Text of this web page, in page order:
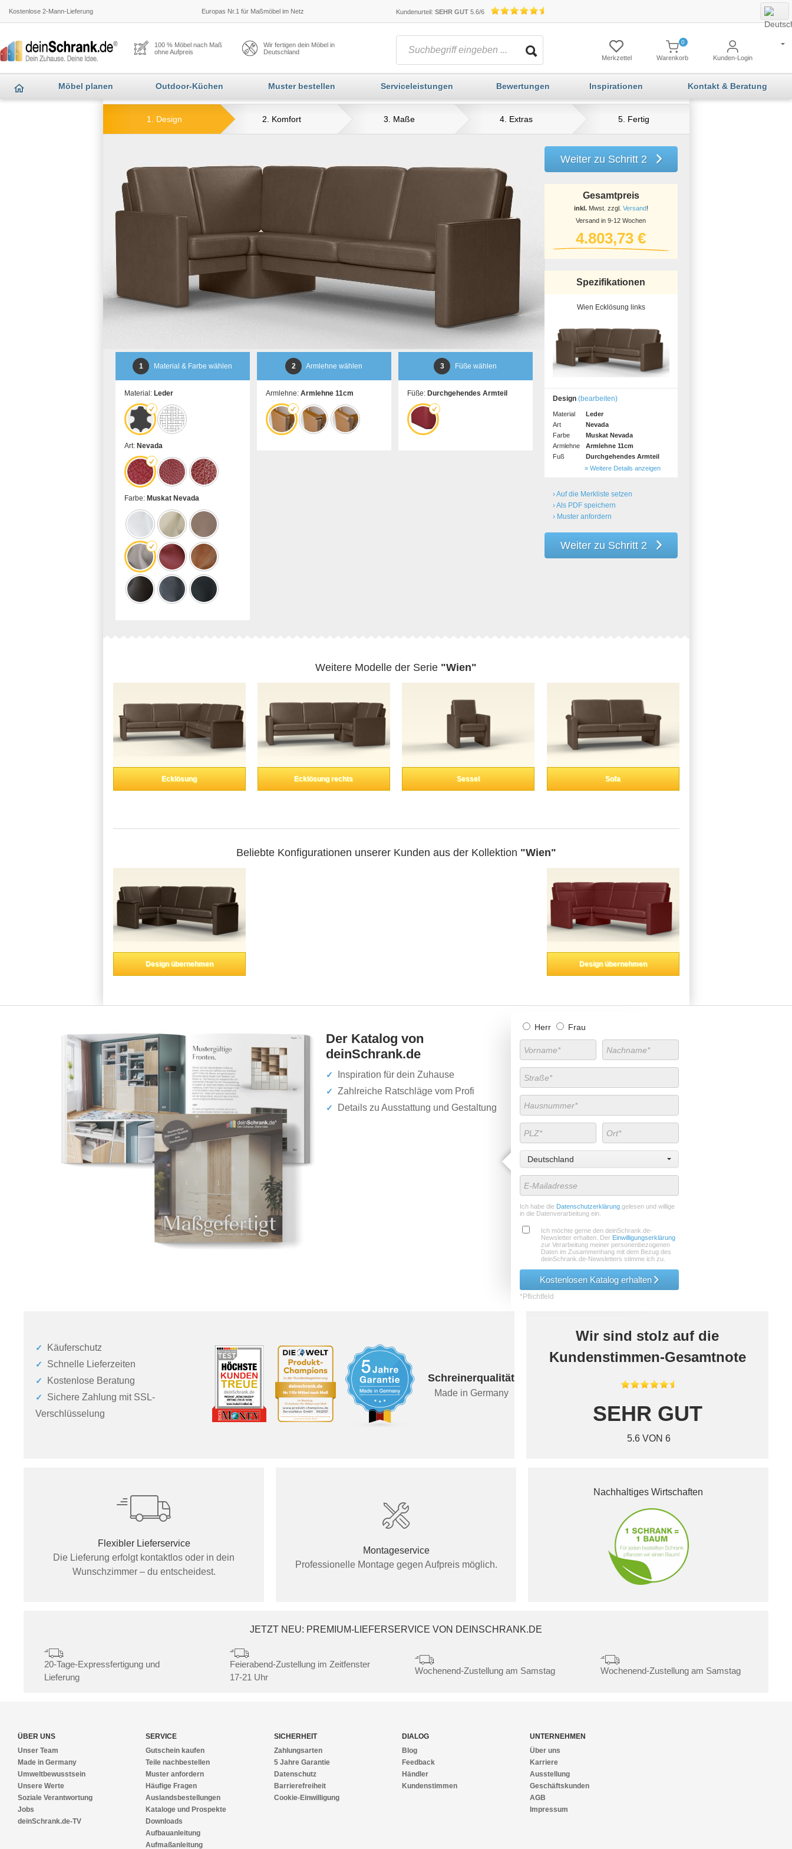
Kostenlose 2-Mann-Lieferung Europas Nr.1 für Maßmöbel im Netz Kundenurteil: SEHR GUT 5.6/6
100 % Möbel nach Maß
ohne Aufpreis
Wir fertigen dein Möbel in
Deutschland
Merkzettel
Warenkorb
0
Kunden-Login
Möbel planen Outdoor-Küchen Muster bestellen Serviceleistungen Bewertungen Inspirationen Kontakt & Beratung
5. Fertig
4. Extras
3. Maße
2. Komfort
1. Design
1 Material & Farbe wählen
Material: Leder
Art: Nevada
Farbe: Muskat Nevada
2 Armlehne wählen
Armlehne: Armlehne 11cm
3 Füße wählen
Füße: Durchgehendes Armteil
Weiter zu Schritt 2
Gesamtpreis
inkl.Mwst. zzgl. Versand!
Versand in 9-12 Wochen
4.803,73 €
Spezifikationen
Wien Ecklösung links
Design (bearbeiten)
Material
Leder
Art
Nevada
Farbe
Muskat Nevada
Armlehne
Armlehne 11cm
Fuß
Durchgehendes Armteil
» Weitere Details anzeigen
› Auf die Merkliste setzen
› Als PDF speichern
› Muster anfordern
Weiter zu Schritt 2
Weitere Modelle der Serie "Wien"
Ecklösung Ecklösung rechts Sessel Sofa
Beliebte Konfigurationen unserer Kunden aus der Kollektion "Wien"
Design übernehmen Design übernehmen
Der Katalog von
deinSchrank.de
Inspiration für dein Zuhause
Zahlreiche Ratschläge vom Profi
Details zu Ausstattung und Gestaltung
Herr Frau
Deutschland
Ich habe dieDatenschutzerklärung.gelesen und willige
in die Datenverarbeitung ein.
Ich möchte gerne den deinSchrank.de-
Newsletter erhalten. Der Einwilligungserklärung
zur Verarbeitung meiner personenbezogenen
Daten im Zusammenhang mit dem Bezug des
deinSchrank.de-Newsletters stimme ich zu.
Kostenlosen Katalog erhalten
*Pflichtfeld
Käuferschutz
Schnelle Lieferzeiten
Kostenlose Beratung
Sichere Zahlung mit SSL-
Verschlüsselung
Schreinerqualität
Made in Germany
Wir sind stolz auf die
Kundenstimmen-Gesamtnote
SEHR GUT
5.6 VON 6
Flexibler Lieferservice
Die Lieferung erfolgt kontaktlos oder in dein
Wunschzimmer – du entscheidest.
Montageservice
Professionelle Montage gegen Aufpreis möglich.
Nachhaltiges Wirtschaften
JETZT NEU: PREMIUM-LIEFERSERVICE VON DEINSCHRANK.DE
20-Tage-Expressfertigung und
Lieferung
Feierabend-Zustellung im Zeitfenster
17-21 Uhr
Wochenend-Zustellung am Samstag Wochenend-Zustellung am Samstag
ÜBER UNS
Unser Team
Made in Germany
Umweltbewusstsein
Unsere Werte
Soziale Verantwortung
Jobs
deinSchrank.de-TV
SERVICE
Gutschein kaufen
Teile nachbestellen
Muster anfordern
Häufige Fragen
Auslandsbestellungen
Kataloge und Prospekte
Downloads
Aufbauanleitung
Aufmaßanleitung
SICHERHEIT
Zahlungsarten
5 Jahre Garantie
Datenschutz
Barrierefreiheit
Cookie-Einwilligung
DIALOG
Blog
Feedback
Händler
Kundenstimmen
UNTERNEHMEN
Über uns
Karriere
Ausstellung
Geschäftskunden
AGB
Impressum